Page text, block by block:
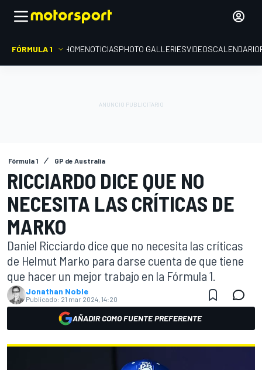
FÓRMULA 1 HOMENOTICIASPHOTO GALLERIESVIDEOSCALENDARIO
Fórmula 1 GP de Australia
RICCIARDO DICE QUE NO
NECESITA LAS CRÍTICAS DE
MARKO
Daniel Ricciardo dice que no necesita las críticas
de Helmut Marko para darse cuenta de que tiene
que hacer un mejor trabajo en la Fórmula 1.
Jonathan Noble
Publicado: 21 mar 2024, 14:20
AÑADIR COMO FUENTE PREFERENTE